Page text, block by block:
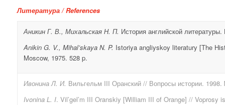
Литература / References
Аникин Г. В., Михальская Н. П. История английской
Anikin G. V., Mihal’skaya N. P. Istoriya angliyskoy literatury [The
Moscow, 1975. 528 p.
Ивонина Л. И. Вильгельм III Оранский // Вопросы истории.
Ivonina L. I. Vil’gel’m III Oranskiy [William III of Orange] // Voprosy